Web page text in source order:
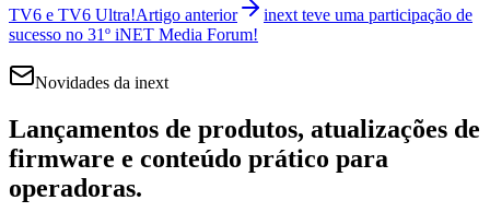
TV6 e TV6 Ultra!Artigo anterior
inext teve uma participação de
sucesso no 31º iNET Media Forum!
Novidades da inext
Lançamentos de produtos, atualizações de
firmware e conteúdo prático para
operadoras.